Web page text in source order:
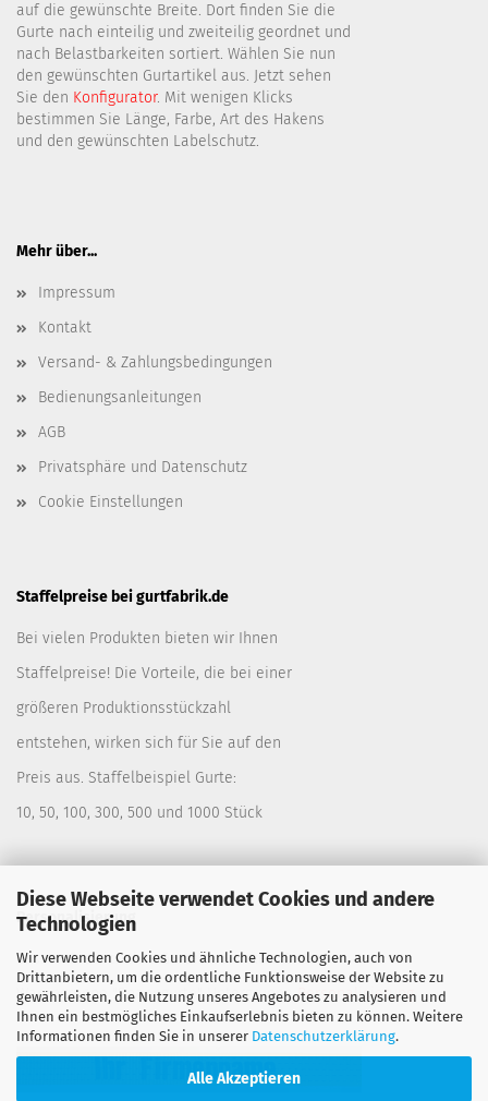
Diese Webseite verwendet Cookies und andere
Technologien
Wir verwenden Cookies und ähnliche Technologien, auch von
Drittanbietern, um die ordentliche Funktionsweise der Website zu
gewährleisten, die Nutzung unseres Angebotes zu analysieren und
Ihnen ein bestmögliches Einkaufserlebnis bieten zu können. Weitere
Informationen finden Sie in unserer Datenschutzerklärung.
Alle Akzeptieren
auf die gewünschte Breite. Dort finden Sie die
Gurte nach einteilig und zweiteilig geordnet und
nach Belastbarkeiten sortiert. Wählen Sie nun
den gewünschten Gurtartikel aus. Jetzt sehen
Sie den Konfigurator. Mit wenigen Klicks
bestimmen Sie Länge, Farbe, Art des Hakens
und den gewünschten Labelschutz.
Mehr über...
Impressum
Kontakt
Versand- & Zahlungsbedingungen
Bedienungsanleitungen
AGB
Privatsphäre und Datenschutz
Cookie Einstellungen
Staffelpreise bei gurtfabrik.de
Bei vielen Produkten bieten wir Ihnen
Staffelpreise! Die Vorteile, die bei einer
größeren Produktionsstückzahl
entstehen, wirken sich für Sie auf den
Preis aus. Staffelbeispiel Gurte:
10, 50, 100, 300, 500 und 1000 Stück
Personalisierung
Lassen Sie sich Ihre Gurte bedrucken. Siehe:
Warengruppe "Spanngurte" UntergruppePersonalisierung